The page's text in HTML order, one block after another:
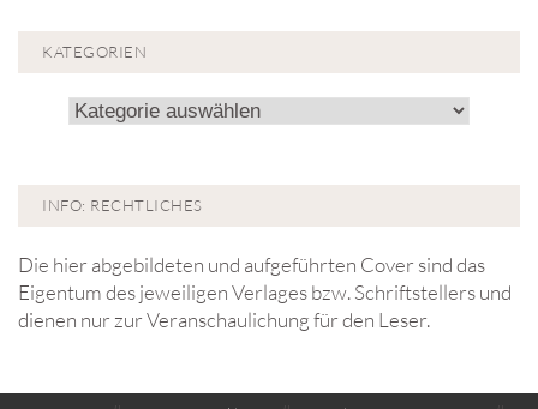
KATEGORIEN
Kategorien
INFO: RECHTLICHES
Die hier abgebildeten und aufgeführten Cover sind das
Eigentum des jeweiligen Verlages bzw. Schriftstellers und
dienen nur zur Veranschaulichung für den Leser.